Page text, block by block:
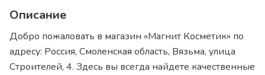
Описание
Добро пожаловать в магазин «Магнит Косметик» по
адресу: Россия, Смоленская область, Вязьма, улица
Строителей, 4. Здесь вы всегда найдете качественные